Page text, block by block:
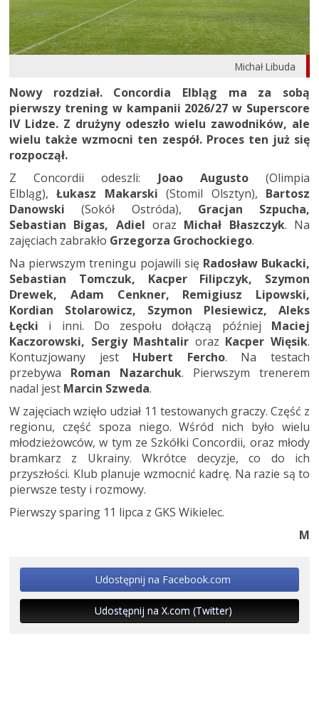
Michał Libuda
Nowy rozdział. Concordia Elbląg ma za sobą
pierwszy trening w kampanii 2026/27 w Superscore
IV Lidze. Z drużyny odeszło wielu zawodników, ale
wielu także wzmocni ten zespół. Proces ten już się
rozpoczął.
Z Concordii odeszli: Joao Augusto(Olimpia
Elbląg),Łukasz Makarski (Stomil Olsztyn), Bartosz
Danowski (Sokół Ostróda), Gracjan Szpucha,
Sebastian Bigas, Adiel oraz Michał Błaszczyk. Na
zajęciach zabrakło Grzegorza Grochockiego.
Na pierwszym treningu pojawili się Radosław Bukacki,
Sebastian Tomczuk, Kacper Filipczyk, Szymon
Drewek, Adam Cenkner, Remigiusz Lipowski,
Kordian Stolarowicz, Szymon Plesiewicz, Aleks
Łęcki i inni. Do zespołu dołączą później Maciej
Kaczorowski, Sergiy Mashtalir oraz Kacper Więsik.
Kontuzjowany jest Hubert Fercho. Na testach
przebywa Roman Nazarchuk. Pierwszym trenerem
nadal jest Marcin Szweda.
W zajęciach wzięło udział 11 testowanych graczy. Część z
regionu, część spoza niego. Wśród nich było wielu
młodzieżowców, w tym ze Szkółki Concordii, oraz młody
bramkarz z Ukrainy. Wkrótce decyzje, co do ich
przyszłości. Klub planuje wzmocnić kadrę. Na razie są to
pierwsze testy i rozmowy.
Pierwszy sparing 11 lipca z GKS Wikielec.
M
Udostępnij na Facebook.com
Udostępnij na X.com (Twitter)